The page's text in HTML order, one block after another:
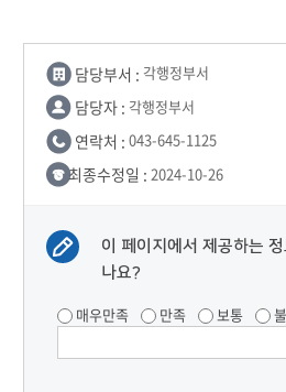
담당부서 : 각행정부서
담당자 : 각행정부서
연락처 : 043-645-1125
최종수정일 : 2024-10-26
이 페이지에서 제공하는
나요?
매우만족 만족 보통